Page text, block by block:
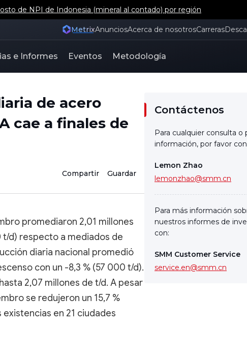
de NPI de Indonesia (mineral al contado) por región
MetrixAnunciosAcerca de nosotrosCarreras
e Informes Eventos Metodología
de acero
cae a finales de
Compartir Guardar
promediaron 2,01 millones
t/d) respecto a mediados de
diaria nacional promedió
con un -8,3 % (57 000 t/d).
2,07 millones de t/d. A pesar
se redujeron un 15,7 %
existencias en 21 ciudades
Contáctenos
Para cualquier consulta
información, por favor
Lemon Zhao
lemonzhao@smm.cn
Para más información
nuestros informes de
con:
SMM Customer Service
service.en@smm.cn